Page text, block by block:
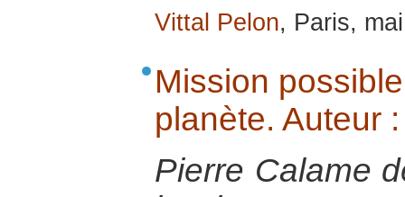
Vittal Pelon, Paris,
Mission
planète. Auteur
Pierre Calame